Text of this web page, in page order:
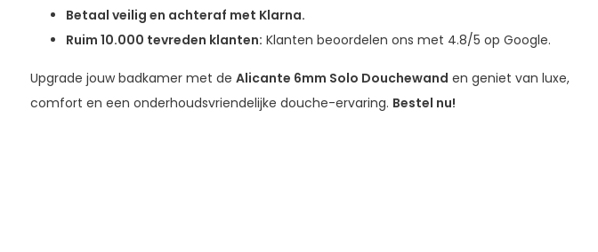
Betaal veilig en achteraf met Klarna.
Ruim 10.000 tevreden klanten: Klanten beoordelen ons met 4.8/5 op Google.
Upgrade jouw badkamer met de Alicante 6mm Solo Douchewand en geniet van luxe,
comfort en een onderhoudsvriendelijke douche-ervaring. Bestel nu!